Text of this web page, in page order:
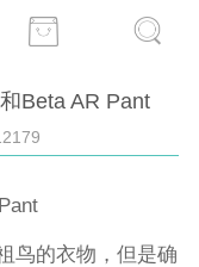
Beta AR Pant
鸟的衣物，但是确